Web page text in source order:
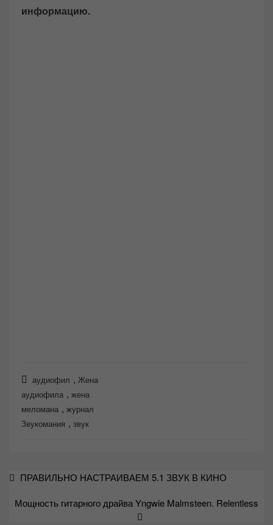
информацию.
аудиофил , Жена
аудиофила , жена
меломана , журнал
Звукомания , звук
Навигация
записям
ПРАВИЛЬНО НАСТРАИВАЕМ 5.1 ЗВУК В КИНО
Мощность гитарного драйва Yngwie Malmsteen. Relentless